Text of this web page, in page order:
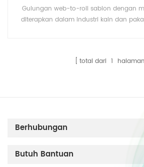
Gulungan web-to-roll sablon dengan
diterapkan dalam industri kain dan
total dari 1 halaman
Berhubungan
Butuh Bantuan